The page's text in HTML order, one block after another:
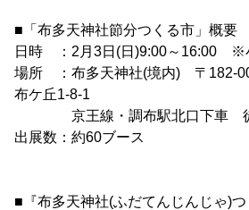
■「布多天神社節分つくる市」概要
日時 ：2月3日(日)9:00～16:00 ※
場所 ：布多天神社(境内) 〒182-
布ケ丘1-8-1
京王線・調布駅北口下車
出展数：約60ブース
■『布多天神社(ふだてんじんじゃ)